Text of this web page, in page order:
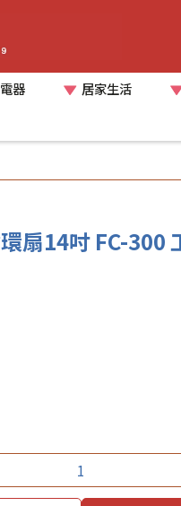
器 居家生活
扇14吋 FC-300